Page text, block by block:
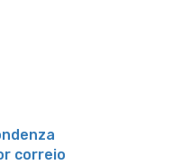
correio